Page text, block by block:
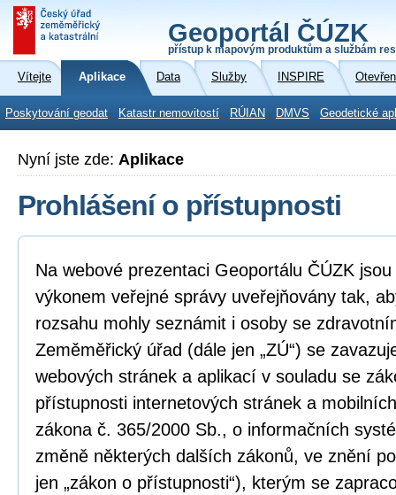
Geoportál ČÚZK
přístup k mapovým produktům a službám
Vítejte Aplikace Data Služby INSPIRE
Poskytování geodat Katastr nemovitostí RÚIAN DMVS Geodetické
Nyní jste zde: Aplikace
Prohlášení o přístupnosti
Na webové prezentaci Geoportálu ČÚZK
výkonem veřejné správy uveřejňovány tak,
rozsahu mohly seznámit i osoby se
Zeměměřický úřad (dále jen „ZÚ“) se
webových stránek a aplikací v souladu se
přístupnosti internetových stránek a
zákona č. 365/2000 Sb., o informačních
změně některých dalších zákonů, ve znění
jen „zákon o přístupnosti“), kterým se